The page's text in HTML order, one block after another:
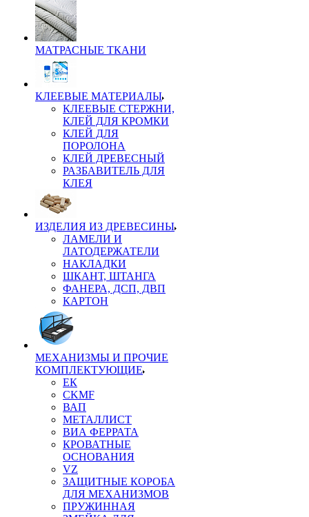
МАТРАСНЫЕ ТКАНИ
КЛЕЕВЫЕ МАТЕРИАЛЫ
КЛЕЕВЫЕ СТЕРЖНИ,
КЛЕЙ ДЛЯ КРОМКИ
КЛЕЙ ДЛЯ
ПОРОЛОНА
КЛЕЙ ДРЕВЕСНЫЙ
РАЗБАВИТЕЛЬ ДЛЯ
КЛЕЯ
ИЗДЕЛИЯ ИЗ ДРЕВЕСИНЫ
ЛАМЕЛИ И
ЛАТОДЕРЖАТЕЛИ
НАКЛАДКИ
ШКАНТ, ШТАНГА
ФАНЕРА, ДСП, ДВП
КАРТОН
МЕХАНИЗМЫ И ПРОЧИЕ
КОМПЛЕКТУЮЩИЕ
ЕК
CKMF
ВАП
МЕТАЛЛИСТ
ВИА ФЕРРАТА
КРОВАТНЫЕ
ОСНОВАНИЯ
VZ
ЗАЩИТНЫЕ КОРОБА
ДЛЯ МЕХАНИЗМОВ
ПРУЖИННАЯ